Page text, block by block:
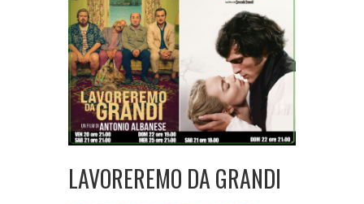
LAVOREREMO DA GRANDI